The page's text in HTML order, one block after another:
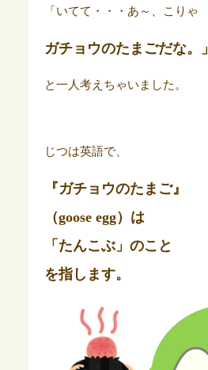
「いてて・・・あ～、こりゃ
ガチョウのたまごだな。」
と一人考えちゃいました。
じつは英語で、
『ガチョウのたまご』
（goose egg）は
「たんこぶ」のこと
を指します。